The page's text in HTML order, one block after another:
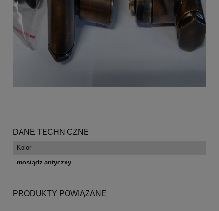
DANE TECHNICZNE
Kolor
mosiądz antyczny
PRODUKTY POWIĄZANE